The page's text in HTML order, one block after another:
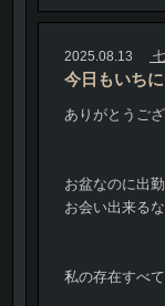
2025.08.13
今日もいち
ありがとうご
お盆なのに出
お会い出来る
私の存在すべ